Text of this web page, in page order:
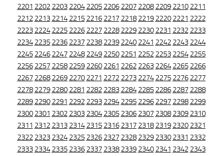
2201 2202 2203 2204 2205 2206 2207 2208 2209 2210 2211
2212 2213 2214 2215 2216 2217 2218 2219 2220 2221 2222
2223 2224 2225 2226 2227 2228 2229 2230 2231 2232 2233
2234 2235 2236 2237 2238 2239 2240 2241 2242 2243 2244
2245 2246 2247 2248 2249 2250 2251 2252 2253 2254 2255
2256 2257 2258 2259 2260 2261 2262 2263 2264 2265 2266
2267 2268 2269 2270 2271 2272 2273 2274 2275 2276 2277
2278 2279 2280 2281 2282 2283 2284 2285 2286 2287 2288
2289 2290 2291 2292 2293 2294 2295 2296 2297 2298 2299
2300 2301 2302 2303 2304 2305 2306 2307 2308 2309 2310
2311 2312 2313 2314 2315 2316 2317 2318 2319 2320 2321
2322 2323 2324 2325 2326 2327 2328 2329 2330 2331 2332
2333 2334 2335 2336 2337 2338 2339 2340 2341 2342 2343